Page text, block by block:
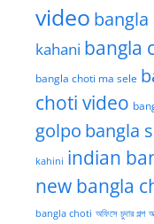
video
kahani bangla
bangla choti ma sele
choti video
golpo bangla
kahini indian
new bangla
bangla choti অফিসে চুদার গল্প